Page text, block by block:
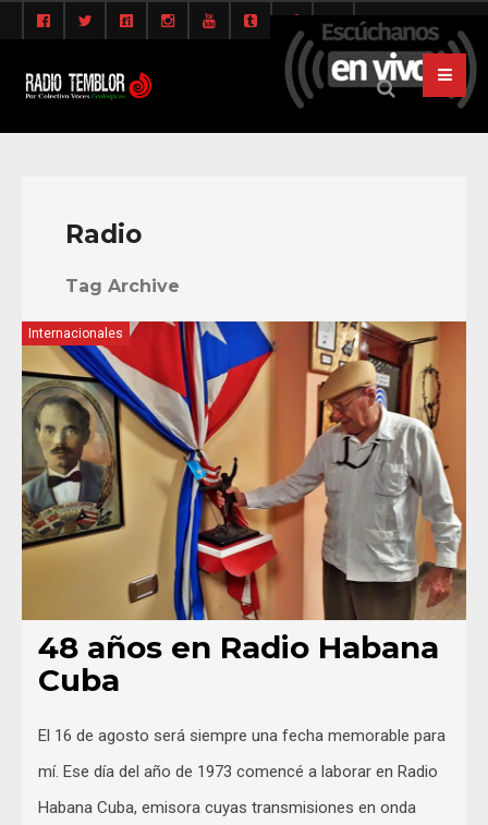
Radio
Tag Archive
Internacionales
48 años en Radio Habana
Cuba
El 16 de agosto será siempre una fecha memorable para
mí. Ese día del año de 1973 comencé a laborar en Radio
Habana Cuba, emisora cuyas transmisiones en onda